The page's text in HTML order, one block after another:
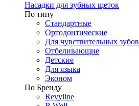
Насадки для зубных щеток
По типу
Стандартные
Ортодонтические
Для чувствительных зубов
Отбеливающие
Детские
Для языка
Эконом
По Бренду
Revyline